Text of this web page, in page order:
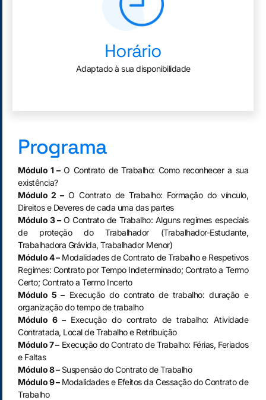
Horário
Adaptado à sua disponibilidade
Programa
Módulo 1 –O Contrato de Trabalho: Como reconhecer a sua
existência?
Módulo 2 –O Contrato de Trabalho: Formação do vínculo,
Direitos e Deveres de cada uma das partes
Módulo 3 –O Contrato de Trabalho: Alguns regimes especiais
de proteção do Trabalhador (Trabalhador-Estudante,
Trabalhadora Grávida, Trabalhador Menor)
Módulo 4 –Modalidades de Contrato de Trabalho e Respetivos
Regimes: Contrato por Tempo Indeterminado; Contrato a Termo
Certo; Contrato a Termo Incerto
Módulo 5 –Execução do contrato de trabalho: duração e
organização do tempo de trabalho
Módulo 6 –Execução do contrato de trabalho: Atividade
Contratada, Local de Trabalho e Retribuição
Módulo 7 –Execução do Contrato de Trabalho: Férias, Feriados
e Faltas
Módulo 8 –Suspensão do Contrato de Trabalho
Módulo 9 –Modalidades e Efeitos da Cessação do Contrato de
Trabalho